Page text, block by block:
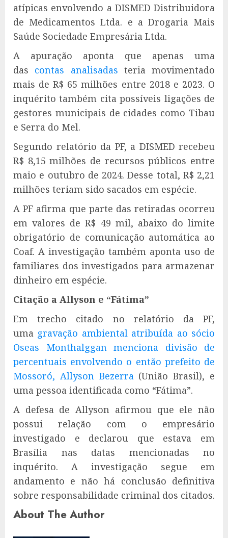
atípicas envolvendo a DISMED Distribuidora
de Medicamentos Ltda. e a Drogaria Mais
Saúde Sociedade Empresária Ltda.
A apuração aponta que apenas uma
das contas analisadas teria movimentado
mais de R$ 65 milhões entre 2018 e 2023. O
inquérito também cita possíveis ligações de
gestores municipais de cidades como Tibau
e Serra do Mel.
Segundo relatório da PF, a DISMED recebeu
R$ 8,15 milhões de recursos públicos entre
maio e outubro de 2024. Desse total, R$ 2,21
milhões teriam sido sacados em espécie.
A PF afirma que parte das retiradas ocorreu
em valores de R$ 49 mil, abaixo do limite
obrigatório de comunicação automática ao
Coaf. A investigação também aponta uso de
familiares dos investigados para armazenar
dinheiro em espécie.
Citação a Allyson e “Fátima”
Em trecho citado no relatório da PF,
uma gravação ambiental atribuída ao sócio
Oseas Monthalggan menciona divisão de
percentuais envolvendo o então prefeito de
Mossoró, Allyson Bezerra (União Brasil), e
uma pessoa identificada como “Fátima”.
A defesa de Allyson afirmou que ele não
possui relação com o empresário
investigado e declarou que estava em
Brasília nas datas mencionadas no
inquérito. A investigação segue em
andamento e não há conclusão definitiva
sobre responsabilidade criminal dos citados.
About The Author